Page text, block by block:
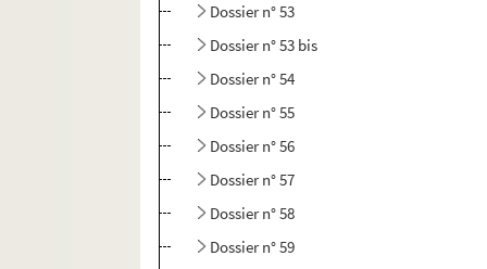
Dossier n° 53
Dossier n° 53 bis
Dossier n° 54
Dossier n° 55
Dossier n° 56
Dossier n° 57
Dossier n° 58
Dossier n° 59